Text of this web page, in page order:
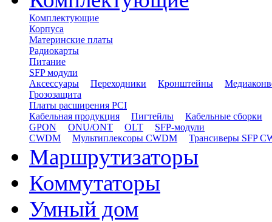
Комплектующие
Корпуса
Материнские платы
Радиокарты
Питание
SFP модули
Аксессуары
Переходники Кронштейны
Грозозащита
Платы расширения PCI
Кабельная продукция
Пигтейлы
Кабельные сборки
GPON
ONU/ONT OLT
SFP-модули
CWDM
Мультиплексоры CWDM Трансиверы SFP
Маршрутизаторы
Коммутаторы
Умный дом